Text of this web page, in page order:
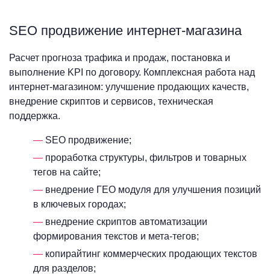
SEO продвижение интернет-магазина
Расчет прогноза трафика и продаж, постановка и
выполнение KPI по договору. Комплексная работа над
интернет-магазином: улучшение продающих качеств,
внедрение скриптов и сервисов, техническая
поддержка.
SEO продвижение;
проработка структуры, фильтров и товарных
тегов на сайте;
внедрение ГЕО модуля для улучшения позиций
в ключевых городах;
внедрение скриптов автоматизации
формирования текстов и мета-тегов;
копирайтинг коммерческих продающих текстов
для разделов;